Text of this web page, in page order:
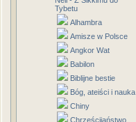
Tybetu
Alhambra
Amisze w Polsce
Angkor Wat
Babilon
Biblijne bestie
Bóg, ateiści i nauka
Chiny
Chrześcijaństwo